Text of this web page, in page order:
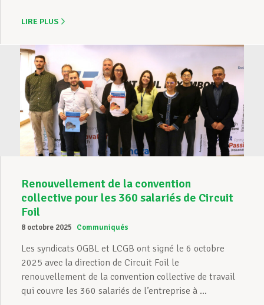
LIRE PLUS
Renouvellement de la convention
collective pour les 360 salariés de Circuit
Foil
8 octobre 2025 Communiqués
Les syndicats OGBL et LCGB ont signé le 6 octobre
2025 avec la direction de Circuit Foil le
renouvellement de la convention collective de travail
qui couvre les 360 salariés de l’entreprise à ...